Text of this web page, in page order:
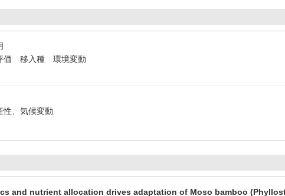
移入種 環境変動
性、気候変動
and nutrient allocation drives adaptation of Moso bamboo